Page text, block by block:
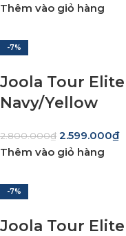
Thêm vào giỏ hàng
-7%
Joola Tour Elite
Navy/Yellow
2.800.000₫ 2.599.000₫
Thêm vào giỏ hàng
-7%
Joola Tour Elite